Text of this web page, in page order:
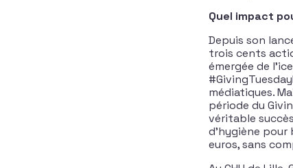
Quel impact
Depuis son
trois cents
émergée de
médiatiques.
période du
véritable
d’hygiène
euros, sans